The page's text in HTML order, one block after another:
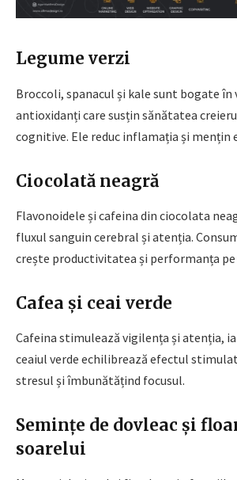
Legume verzi
Broccoli, spanacul și kale sunt bogate în
antioxidanți care susțin sănătatea
cognitive. Ele reduc inflamația și mențin
Ciocolată neagră
Flavonoidele și cafeina din ciocolata
fluxul sanguin cerebral și atenția.
crește productivitatea și performanța
Cafea și ceai verde
Cafeina stimulează vigilența și atenția,
ceaiul verde echilibrează efectul
stresul și îmbunătățind focusul.
Semințe de dovleac și
soarelui